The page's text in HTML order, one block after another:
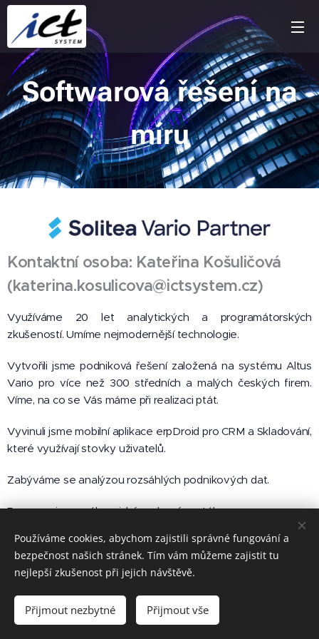
Softwarová řešení na
míru
Kontaktní osoba: Kateřina Košuličová
(katerina.kosulicova@ictsystem.cz)
Využíváme 20 let analytických a programátorských
zkušeností. Umíme nejmodernější technologie.
Vytvořili jsme podniková řešení založená na systému Altus
Vario pro více než 300 středních a malých českých firem.
Víme, na co se Vás máme při realizaci ptát.
Vyvinuli jsme mobilní aplikace erpDroid pro CRM a Skladování,
které využívají stovky uživatelů.
Zabýváme se analýzou rozsáhlých podnikových dat.
Programujeme zákaznické webové portály.
ICTsystem, a.s.,Bohunická133/50, 619 00 Brno
Vytvořeno službou Webnode
Používáme cookies, abychom zajistili správné fungování a
bezpečnost našich stránek. Tím vám můžeme zajistit tu
nejlepší zkušenost při jejich návštěvě.
Přijmout nezbytné Přijmout vše